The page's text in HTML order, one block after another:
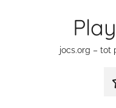
jocs.org – tot